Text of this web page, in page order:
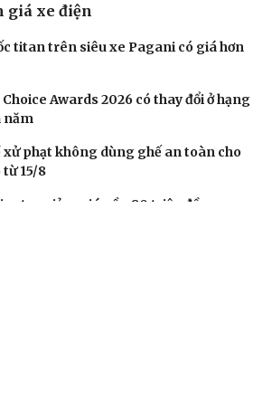
giá xe điện
titan trên siêu xe Pagani có giá hơn
Awards 2026 có thay đổi ở hạng
năm
xử phạt không dùng ghế an toàn cho
15/8
giảm giá gần 80 triệu đồng,